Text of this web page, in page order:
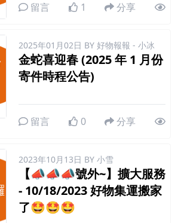
留言 1 分享
2025年01月02日 BY 好物報報 - 小冰
金蛇喜迎春 (2025 年 1 月份
寄件時程公告)
留言 0 分享
2023年10月13日 BY 小雪
【📣📣📣號外~】擴大服務
- 10/18/2023 好物集運搬家
了🤩🤩🤩